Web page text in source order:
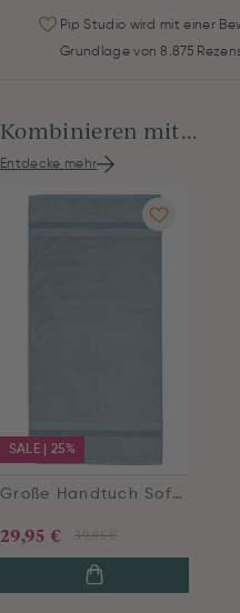
Pip Studio wird mit einer
Grundlage von 8.875
Kombinieren mit...
Entdecke mehr
SALE | 25%
Große Handtuch Soft Zellige Blau/Grau 70x140cm
39,95 €
29,95 €